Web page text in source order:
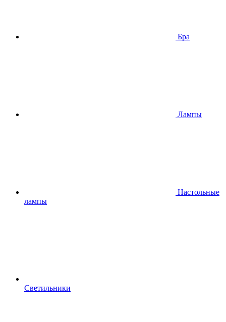
Бра
Лампы
Настольные
лампы
Светильники